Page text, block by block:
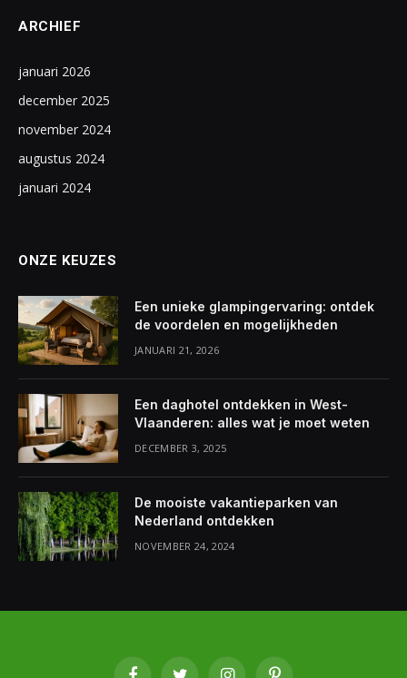
ARCHIEF
januari 2026
december 2025
november 2024
augustus 2024
januari 2024
ONZE KEUZES
Een unieke glampingervaring: ontdek
de voordelen en mogelijkheden
JANUARI 21, 2026
Een daghotel ontdekken in West-
Vlaanderen: alles wat je moet weten
DECEMBER 3, 2025
De mooiste vakantieparken van
Nederland ontdekken
NOVEMBER 24, 2024